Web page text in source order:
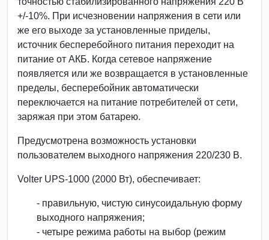
+/-10%. При исчезновении напряжения в сети или
же его выходе за установленные приделы,
источник бесперебойного питания переходит на
питание от АКБ. Когда сетевое напряжение
появляется или же возвращается в установленные
пределы, бесперебойник автоматически
переключается на питание потребителей от сети,
заряжая при этом батарею.
Предусмотрена возможность установки
пользователем выходного напряжения 220/230 В.
Volter UPS-1000 (2000 Вт), обеспечивает:
- правильную, чистую синусоидальную форму
выходного напряжения;
- четыре режима работы на выбор (режим